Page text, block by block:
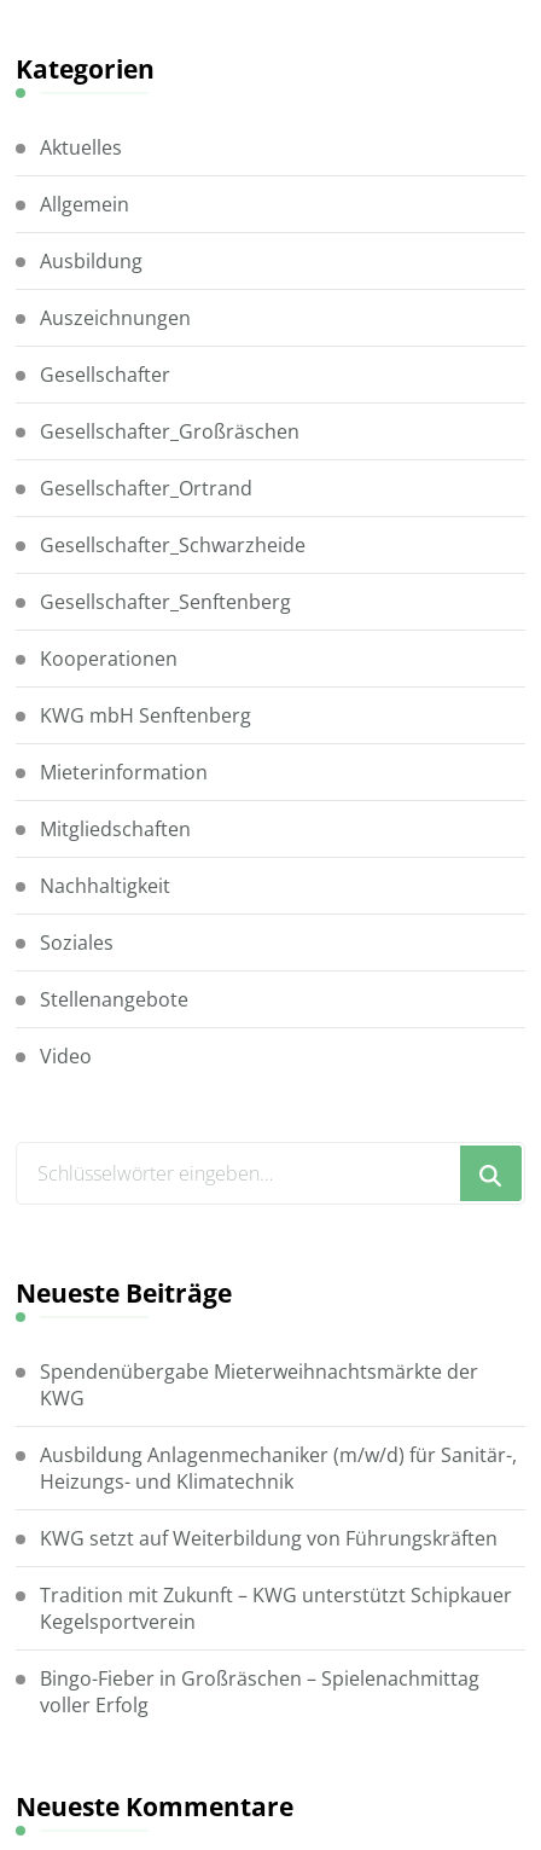
Kategorien
Aktuelles
Allgemein
Ausbildung
Auszeichnungen
Gesellschafter
Gesellschafter_Großräschen
Gesellschafter_Ortrand
Gesellschafter_Schwarzheide
Gesellschafter_Senftenberg
Kooperationen
KWG mbH Senftenberg
Mieterinformation
Mitgliedschaften
Nachhaltigkeit
Soziales
Stellenangebote
Video
du
Neueste Beiträge
Spendenübergabe Mieterweihnachtsmärkte der
KWG
Ausbildung Anlagenmechaniker (m/w/d) für Sanitär-,
Heizungs- und Klimatechnik
KWG setzt auf Weiterbildung von Führungskräften
Tradition mit Zukunft – KWG unterstützt Schipkauer
Kegelsportverein
Bingo-Fieber in Großräschen – Spielenachmittag
voller Erfolg
Neueste Kommentare